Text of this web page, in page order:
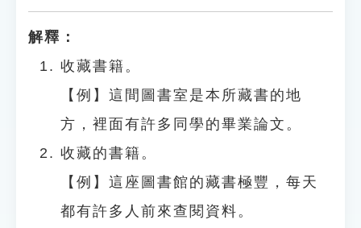
解釋：
收藏書籍。
【例】這間圖書室是本所藏書的地
方，裡面有許多同學的畢業論文。
收藏的書籍。
【例】這座圖書館的藏書極豐，每天
都有許多人前來查閱資料。